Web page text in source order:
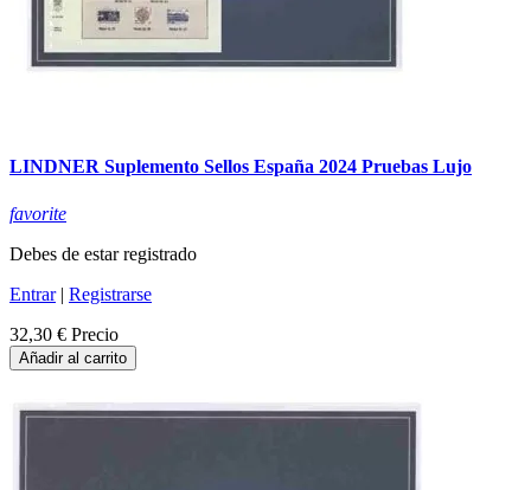
LINDNER Suplemento Sellos España 2024 Pruebas Lujo
favorite
Debes de estar registrado
Entrar| Registrarse
32,30 € Precio
Añadir al carrito